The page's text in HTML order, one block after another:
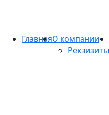
ГлавнаяО компании
Реквизиты